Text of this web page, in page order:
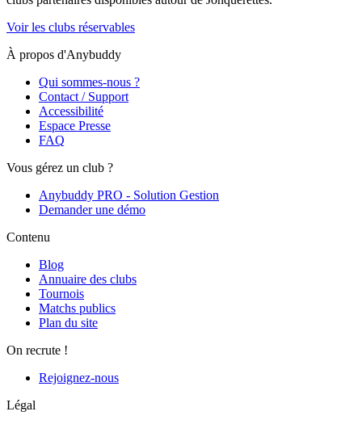
Voir les clubs réservables
À propos d'Anybuddy
Qui sommes-nous ?
Contact / Support
Accessibilité
Espace Presse
FAQ
Vous gérez un club ?
Anybuddy PRO - Solution Gestion
Demander une démo
Contenu
Blog
Annuaire des clubs
Tournois
Matchs publics
Plan du site
On recrute !
Rejoignez-nous
Légal